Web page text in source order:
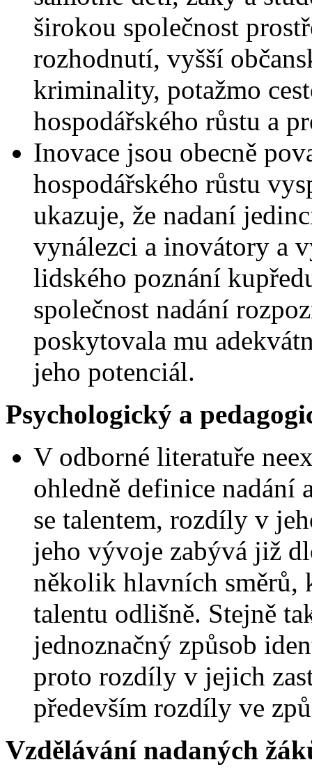
širokou společnost
rozhodnutí, vyšší
kriminality, potažmo
hospodářského růstu a
Inovace jsou obecně
hospodářského růstu
ukazuje, že nadaní
vynálezci a inovátory a
lidského poznání
společnost nadání
poskytovala mu
jeho potenciál.
Psychologický a
V odborné literatuře
ohledně definice nadání
se talentem, rozdíly v
jeho vývoje zabývá již
několik hlavních směrů,
talentu odlišně. Stejně
jednoznačný způsob
proto rozdíly v jejich
především rozdíly ve
Vzdělávání nadaných